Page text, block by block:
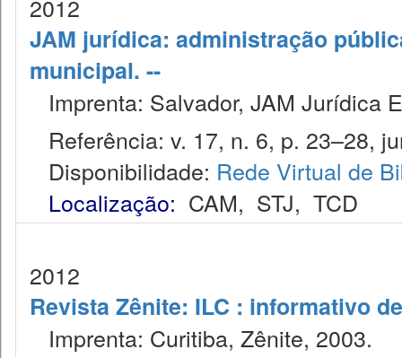
2012
JAM jurídica: administração
municipal. --
Imprenta: Salvador, JAM Jurídica
Referência: v. 17, n. 6, p. 23–28,
Disponibilidade: Rede Virtual de
Localização: CAM, STJ, TCD
2012
Revista Zênite: ILC : informativo
Imprenta: Curitiba, Zênite, 2003.